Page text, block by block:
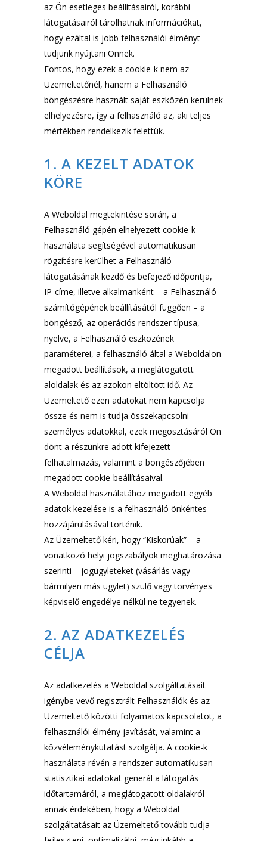
az Ön esetleges beállításairól, korábbi
látogatásairól tárolhatnak információkat,
hogy ezáltal is jobb felhasználói élményt
tudjunk nyújtani Önnek.
Fontos, hogy ezek a cookie-k nem az
Üzemeltetőnél, hanem a Felhasználó
böngészésre használt saját eszközén kerülnek
elhelyezésre, így a felhasználó az, aki teljes
mértékben rendelkezik felettük.
1. A KEZELT ADATOK
KÖRE
A Weboldal megtekintése során, a
Felhasználó gépén elhelyezett cookie-k
használata segítségével automatikusan
rögzítésre kerülhet a Felhasználó
látogatásának kezdő és befejező időpontja,
IP-címe, illetve alkalmanként – a Felhasználó
számítógépének beállításától függően – a
böngésző, az operációs rendszer típusa,
nyelve, a Felhasználó eszközének
paraméterei, a felhasználó által a Weboldalon
megadott beállítások, a meglátogatott
aloldalak és az azokon eltöltött idő. Az
Üzemeltető ezen adatokat nem kapcsolja
össze és nem is tudja összekapcsolni
személyes adatokkal, ezek megosztásáról Ön
dönt a részünkre adott kifejezett
felhatalmazás, valamint a böngészőjében
megadott cookie-beállításaival.
A Weboldal használatához megadott egyéb
adatok kezelése is a felhasználó önkéntes
hozzájárulásával történik.
Az Üzemeltető kéri, hogy “Kiskorúak” – a
vonatkozó helyi jogszabályok meghatározása
szerinti – jogügyleteket (vásárlás vagy
bármilyen más ügylet) szülő vagy törvényes
képviselő engedélye nélkül ne tegyenek.
2. AZ ADATKEZELÉS
CÉLJA
Az adatkezelés a Weboldal szolgáltatásait
igénybe vevő regisztrált Felhasználók és az
Üzemeltető közötti folyamatos kapcsolatot, a
felhasználói élmény javítását, valamint a
közvéleménykutatást szolgálja. A cookie-k
használata révén a rendszer automatikusan
statisztikai adatokat generál a látogatás
időtartamáról, a meglátogatott oldalakról
annak érdekében, hogy a Weboldal
szolgáltatásait az Üzemeltető tovább tudja